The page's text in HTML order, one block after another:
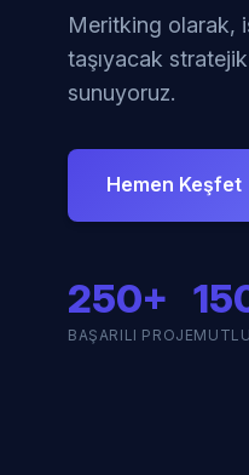
Meritking olarak,
taşıyacak
sunuyoruz.
Hemen Keşfet
250+
BAŞARILI PROJE